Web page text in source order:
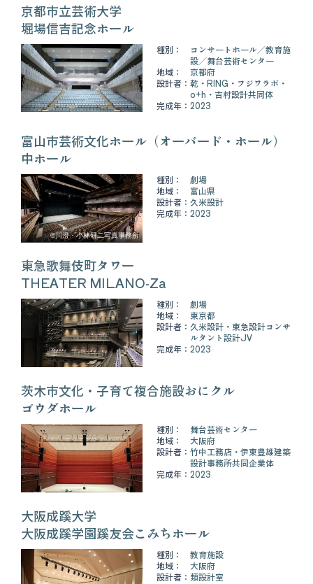
京都市立芸術大学
堀場信吉記念ホール
種別： コンサートホール
教育施
設
舞台芸術センター
地域：
京都府
設計者： 乾・RING・フジワラボ・
o+h・吉村設計共同体
完成年： 2023
©川澄・小林研二写真事務所
富山市芸術文化ホール（オーバード・ホール）
中ホール
種別：
劇場
地域：
富山県
設計者： 久米設計
完成年： 2023
東急歌舞伎町タワー
THEATER MILANO-Za
種別：
劇場
地域：
東京都
設計者： 久米設計・東急設計コンサ
ルタント設計JV
完成年： 2023
茨木市文化・子育て複合施設おにクル
ゴウダホール
種別：
舞台芸術センター
地域：
大阪府
設計者： 竹中工務店・伊東豊雄建築
設計事務所共同企業体
完成年： 2023
大阪成蹊大学
大阪成蹊学園蹊友会こみちホール
種別：
教育施設
地域：
大阪府
設計者： 類設計室